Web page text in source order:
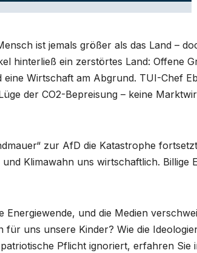
ist jemals größer als das Land –
hinterließ ein zerstörtes Land: Offene
Wirtschaft am Abgrund. TUI-Chef
der CO2-Bepreisung – keine
zur AfD die Katastrophe
Klimawahn uns wirtschaftlich. Billige
Energiewende, und die Medien
uns unsere Kinder? Wie die
Pflicht ignoriert, erfahren Sie